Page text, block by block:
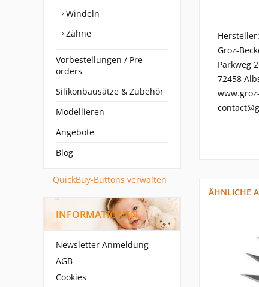
Windeln
Zähne
Vorbestellungen / Pre-
orders
Silikonbausätze & Zubehör
Modellieren
Angebote
Blog
QuickBuy-Buttons verwalten
INFORMATIONEN
Newsletter Anmeldung
AGB
Cookies
Hersteller:
Groz-
Parkweg 2
72458
ÄHNLICHE